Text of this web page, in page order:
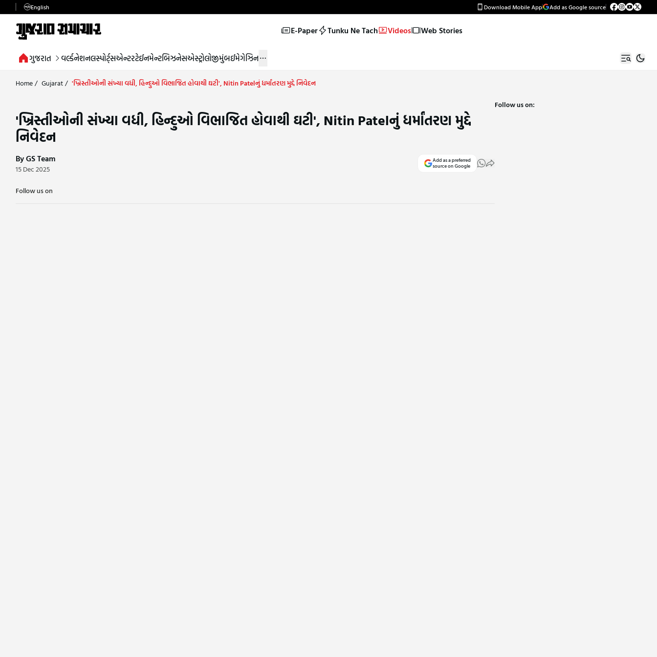
English Download Mobile App Add as Google source
E-Paper Tunku Ne Tach Videos Web Stories
ગુજરાત વર્લ્ડનેશનલસ્પોર્ટ્સએન્ટરટેઈનમેન્ટબિઝનેસએસ્ટ્રોલોજીમુંબઈમેગેઝિન
Home/ Gujarat/ 'ખ્રિસ્તીઓની સંખ્યા વધી, હિન્દુઓ વિભાજિત હોવાથી ઘટી', Nitin Patelનું ધર્માંતરણ મુદ્દે નિવેદન
'ખ્રિસ્તીઓની સંખ્યા વધી, હિન્દુઓ વિભાજિત હોવાથી ઘટી', Nitin Patelનું ધર્માંતરણ મુદ્દે
નિવેદન
By GS Team
15 Dec 2025
Add as a preferred
source on Google
Follow us on
Follow us on: